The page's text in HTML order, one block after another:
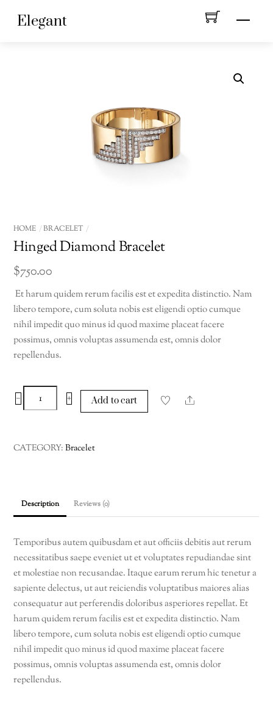
Menu
Elegant
HOME BRACELET
Hinged Diamond Bracelet
$750.00
Et harum quidem rerum facilis est et expedita distinctio. Nam
libero tempore, cum soluta nobis est eligendi optio cumque
nihil impedit quo minus id quod maxime placeat facere
possimus, omnis voluptas assumenda est, omnis dolor
repellendus.
−
Diamond
+ Add to cart Share
CATEGORY:Bracelet
Description Reviews (0)
Temporibus autem quibusdam et aut officiis debitis aut rerum
necessitatibus saepe eveniet ut et voluptates repudiandae sint
et molestiae non recusandae. Itaque earum rerum hic tenetur a
sapiente delectus, ut aut reiciendis voluptatibus maiores alias
consequatur aut perferendis doloribus asperiores repellat. Et
harum quidem rerum facilis est et expedita distinctio. Nam
libero tempore, cum soluta nobis est eligendi optio cumque
nihil impedit quo minus id quod maxime placeat facere
possimus, omnis voluptas assumenda est, omnis dolor
repellendus.